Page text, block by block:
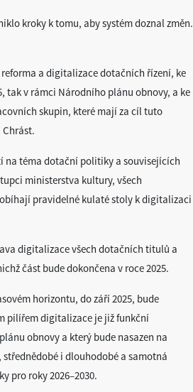
kroky k tomu, aby systém doznal změn.
a digitalizace dotačních řízení, ke
tak v rámci Národního plánu obnovy, a ke
skupin, které mají za cíl tuto
na téma dotační politiky a souvisejících
ministerstva kultury, všech
pravidelné kulaté stoly k digitalizaci
digitalizace všech dotačních titulů a
část bude dokončena v roce 2025.
horizontu, do září 2025, bude
pilířem digitalizace je již funkční
obnovy a který bude nasazen na
i dlouhodobé a samotná
pro roky 2026–2030.